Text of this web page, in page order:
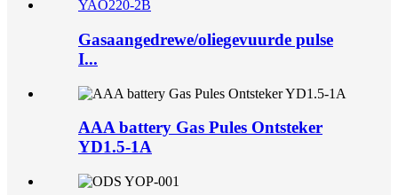
Gasaangedrewe/oliegevuurde pulse
I...
AAA battery Gas Pules Ontsteker
YD1.5-1A